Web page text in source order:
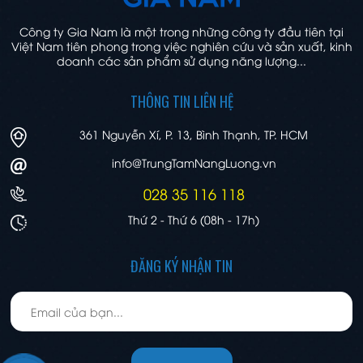
Công ty Gia Nam là một trong những công ty đầu tiên tại
Việt Nam tiên phong trong việc nghiên cứu và sản xuất, kinh
doanh các sản phẩm sử dụng năng lượng...
THÔNG TIN LIÊN HỆ
361 Nguyễn Xí, P. 13, Bình Thạnh, TP. HCM
info@TrungTamNangLuong.vn
028 35 116 118
Thứ 2 - Thứ 6 (08h - 17h)
ĐĂNG KÝ NHẬN TIN